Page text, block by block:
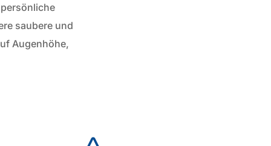
saubere und
Augenhöhe,